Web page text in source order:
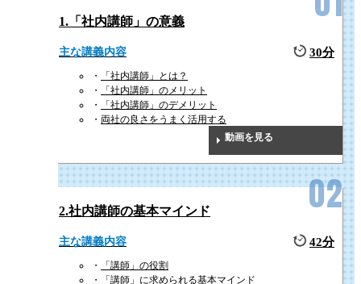
の立て方といった準備段階から、話し方や態度といったプレゼ
ーションをする際のポイントまで、実践的に学ぶことができま
POINT 3
明確な人事評価を行うことは、従業員の成長を促すことにつな
ます。しかし、明確なフィードバックを行うためには、日々の
そこで、本研修では、部下とのコミュニケーションにおけるポ
トや留意点について、具体例を交えながら解説いたします。
1.「社内講師」の意義
主な講義内容 30分
「社内講師」とは？
「社内講師」のメリット
「社内講師」のデメリット
両社の良さをうまく活用する
動画を見る
2.社内講師の基本マインド
主な講義内容 42分
「講師」の役割
「講師」に求められる基本マインド